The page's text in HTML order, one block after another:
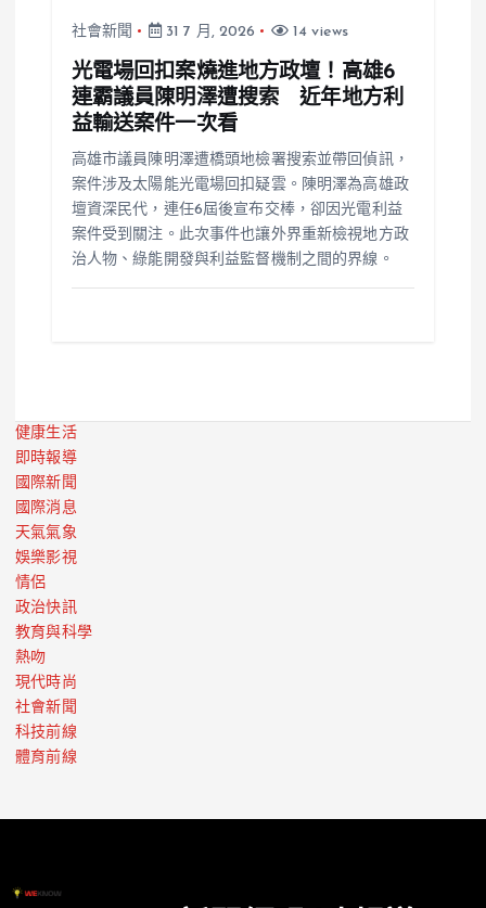
社會新聞 31 7 月, 2026 14 views
光電場回扣案燒進地方政壇！高雄6
連霸議員陳明澤遭搜索 近年地方利
益輸送案件一次看
高雄市議員陳明澤遭橋頭地檢署搜索並帶回偵訊，
案件涉及太陽能光電場回扣疑雲。陳明澤為高雄政
壇資深民代，連任6屆後宣布交棒，卻因光電利益
案件受到關注。此次事件也讓外界重新檢視地方政
治人物、綠能開發與利益監督機制之間的界線。
健康生活
即時報導
國際新聞
國際消息
天氣氣象
娛樂影視
情侶
政治快訊
教育與科學
熱吻
現代時尚
社會新聞
科技前線
體育前線